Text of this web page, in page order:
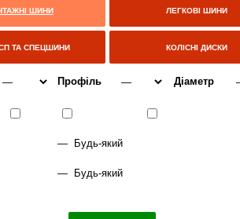
ШИНИ ЛЕГКОВІ ШИНИ
ТА СПЕЦШИНИ КОЛІСНІ ДИСКИ
Профіль Діаметр